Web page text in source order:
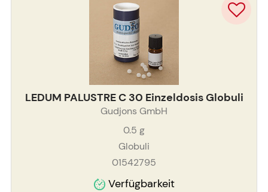
LEDUM PALUSTRE C 30 Einzeldosis Globuli
Gudjons GmbH
0.5 g
Globuli
01542795
Verfügbarkeit